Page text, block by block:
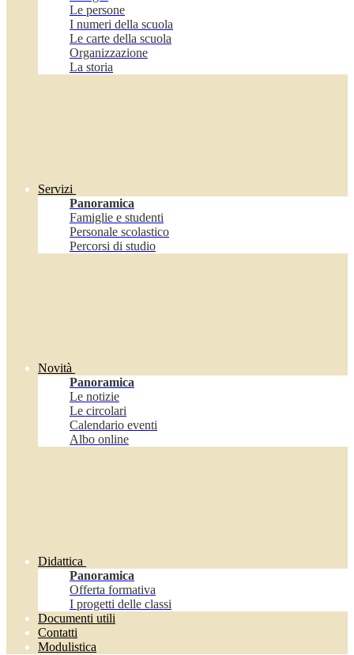
Le persone
I numeri della scuola
Le carte della scuola
Organizzazione
La storia
Servizi
Panoramica
Famiglie e studenti
Personale scolastico
Percorsi di studio
Novità
Panoramica
Le notizie
Le circolari
Calendario eventi
Albo online
Didattica
Panoramica
Offerta formativa
I progetti delle classi
Documenti utili
Contatti
Modulistica